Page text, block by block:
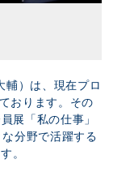
）は、現在プロ
おります。その
展「私の仕事」
分野で活躍する
。